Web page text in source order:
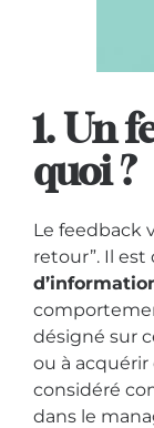
1. Un
quoi ?
Le feedback
retour”. Il
désigné sur
ou à acquérir
considéré
dans le